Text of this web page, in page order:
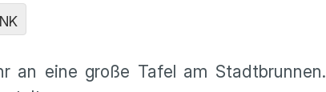
an eine große Tafel am Stadtbrunnen.